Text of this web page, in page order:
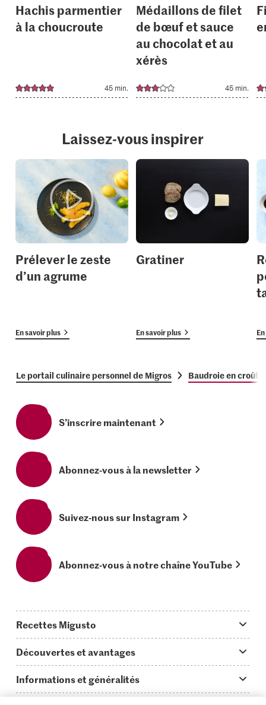
Hachis parmentier
à la choucroute
45 min.
Médaillons de filet
de bœuf et sauce
au chocolat et au
xérès
45 min.
Laissez-vous inspirer
Prélever le zeste
d’un agrume
En savoir plus
Gratiner
En savoir plus
Le portail culinaire personnel de Migros Baudroie en croûte
S’inscrire maintenant
Abonnez-vous à la newsletter
Suivez-nous sur Instagram
Abonnez-vous à notre chaîne YouTube
Recettes Migusto
Idées de menus
Plats principaux
Découvertes et avantages
On en parle...
Informations et généralités
Questions concernant Migusto